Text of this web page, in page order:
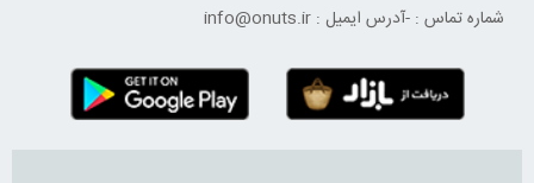
شماره تماس : -آدرس ایمیل : info@onuts.ir